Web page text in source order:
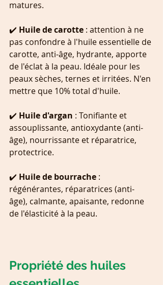
matures.
✔️ Huile de carotte : attention à ne
pas confondre à l'huile essentielle de
carotte, anti-âge, hydrante, apporte
de l'éclat à la peau. Idéale pour les
peaux sèches, ternes et irritées. N'en
mettre que 10% total d'huile.
✔️ Huile d'argan : Tonifiante et
assouplissante, antioxydante (anti-
âge), nourrissante et réparatrice,
protectrice.
✔️ Huile de bourrache :
régénérantes, réparatrices (anti-
âge), calmante, apaisante, redonne
de l'élasticité à la peau.
Propriété des huiles